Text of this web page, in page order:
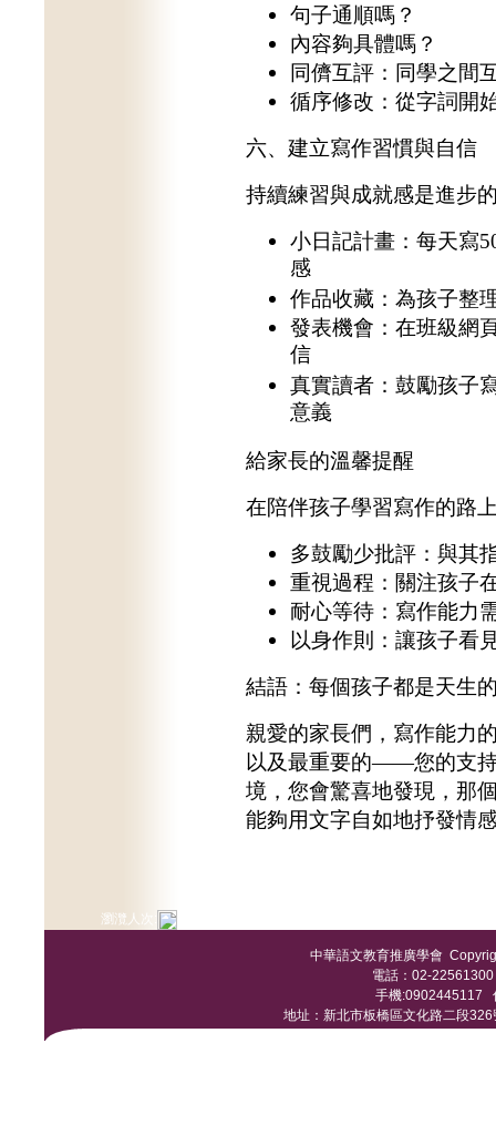
句子通順嗎？
內容夠具體嗎？
同儕互評：同學之間
循序修改：從字詞開
六、建立寫作習慣與自信
持續練習與成就感是進步
小日記計畫：每天寫
感
作品收藏：為孩子整
發表機會：在班級網
信
真實讀者：鼓勵孩子
意義
給家長的溫馨提醒
在陪伴孩子學習寫作的路
多鼓勵少批評：與其
重視過程：關注孩子
耐心等待：寫作能力
以身作則：讓孩子看
結語：每個孩子都是天生
親愛的家長們，寫作能力
以及最重要的——您的支
境，您會驚喜地發現，那
能夠用文字自如地抒發情
瀏灠人次:
中華語文教育推廣學會
電話：02-
手機:0902445117
地址：新北市板橋區文化路二段